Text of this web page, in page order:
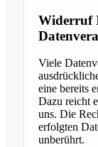
Widerruf
Viele
eine bereits
Dazu reicht
uns. Die
erfolgten
unberührt.